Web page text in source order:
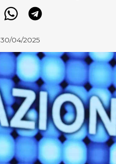
30/04/2025